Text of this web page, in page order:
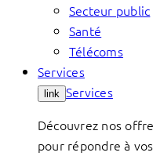
Secteur public
Santé
Télécoms
Services
link Services
Découvrez nos
pour répondre à